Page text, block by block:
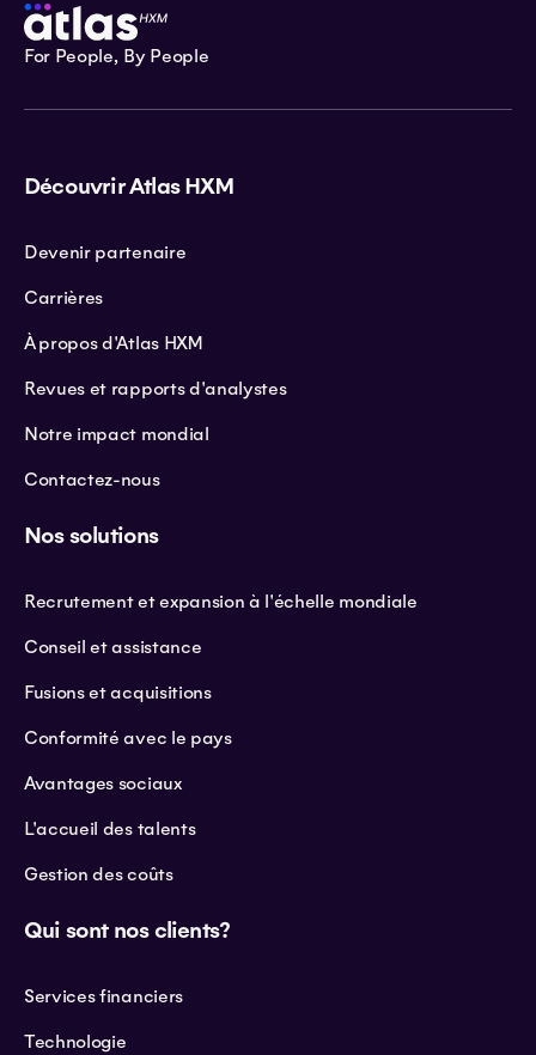
For People, By People
Découvrir Atlas HXM
Devenir partenaire
Carrières
À propos d'Atlas HXM
Revues et rapports d'analystes
Notre impact mondial
Contactez-nous
Nos solutions
Recrutement et expansion à l'échelle mondiale
Conseil et assistance
Fusions et acquisitions
Conformité avec le pays
Avantages sociaux
L'accueil des talents
Gestion des coûts
Qui sont nos clients?
Services financiers
Technologie